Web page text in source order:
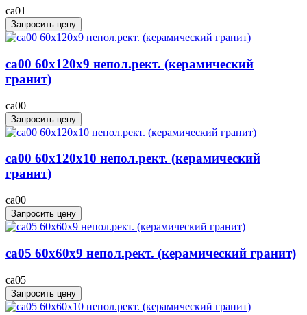
ca01
Запросить цену
ca00 60x120x9 непол.рект. (керамический
гранит)
ca00
Запросить цену
ca00 60x120x10 непол.рект. (керамический
гранит)
ca00
Запросить цену
ca05 60x60x9 непол.рект. (керамический гранит)
ca05
Запросить цену